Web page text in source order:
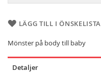
LÄGG TILL I ÖNSKELISTA
Mönster på body till baby
Detaljer